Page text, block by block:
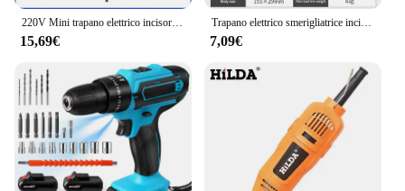
220V Mini trapano elettrico incisore trapano elettrico per utensili rotanti Mini Dremel Tool con accessori per elettroutensili
15,69€
Trapano elettrico smerigliatrice incisore penna smerigliatrice Mini trapano lucidatura utensile rotante elettrico rettificatrice strumento domestico in miniatura
7,09€